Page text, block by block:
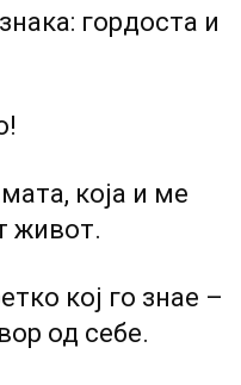
гордоста и
која и ме
живот.
кој го знае –
од себе.